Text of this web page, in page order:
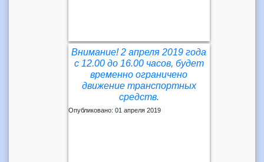
Внимание! 2 апреля 2019 года
с 12.00 до 16.00 часов, будет
временно ограничено
движение транспортных
средств.
Опубликовано: 01 апреля 2019